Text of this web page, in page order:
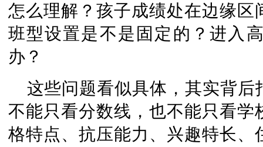
怎么理解？孩子成绩处在边缘
班型设置是不是固定的？进入
办？
这些问题看似具体，其实背
不能只看分数线，也不能只看
格特点、抗压能力、兴趣特长